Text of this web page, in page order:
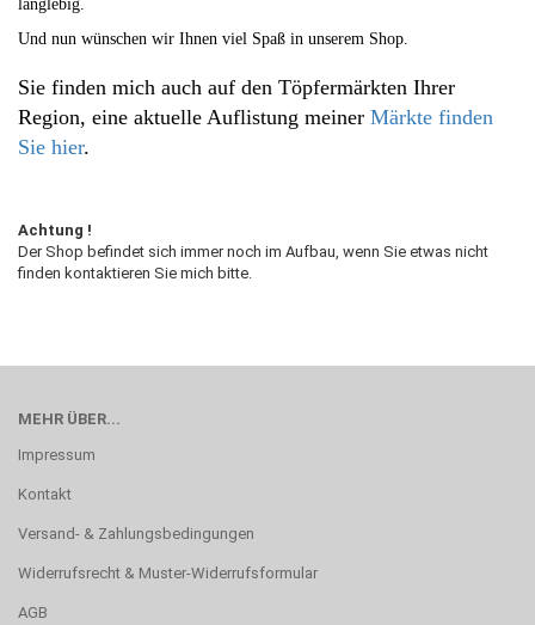
langlebig.
Und nun wünschen wir Ihnen viel Spaß in unserem Shop.
Sie finden mich auch auf den Töpfermärkten Ihrer
Region, eine aktuelle Auflistung meiner Märkte finden
Sie hier.
Achtung !
Der Shop befindet sich immer noch im Aufbau, wenn Sie etwas nicht
finden kontaktieren Sie mich bitte.
MEHR ÜBER...
Impressum
Kontakt
Versand- & Zahlungsbedingungen
Widerrufsrecht & Muster-Widerrufsformular
AGB